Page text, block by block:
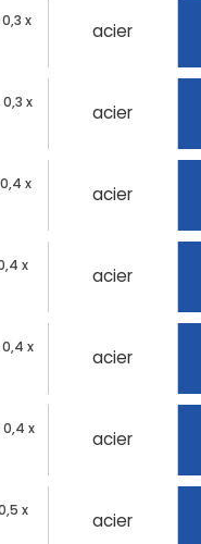
x
acier
x
acier
x
acier
x
acier
x
acier
x
acier
x
acier